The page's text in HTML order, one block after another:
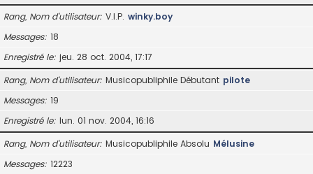
Rang, Nom d’utilisateur V.I.P. winky.boy
Messages 18
Enregistré le jeu. 28 oct. 2004, 17:17
Rang, Nom d’utilisateur Musicopubliphile Débutant pilote
Messages 19
Enregistré le lun. 01 nov. 2004, 16:16
Rang, Nom d’utilisateur Musicopubliphile Absolu Mélusine
Messages 12223